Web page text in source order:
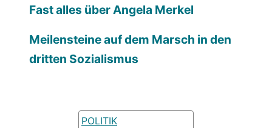
Fast alles über Angela Merkel
Meilensteine auf dem Marsch in den
dritten Sozialismus
POLITIK